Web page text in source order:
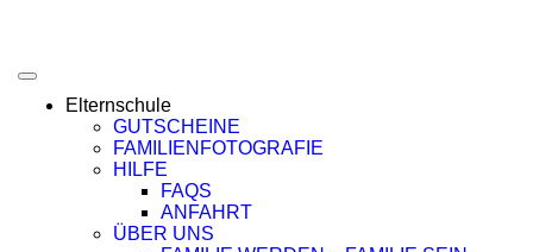
Elternschule
GUTSCHEINE
FAMILIENFOTOGRAFIE
HILFE
FAQS
ANFAHRT
ÜBER UNS